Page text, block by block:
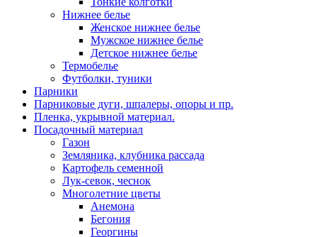
Нижнее белье
Женское нижнее белье
Мужское нижнее белье
Детское нижнее белье
Термобелье
Футболки, туники
Парники
Парниковые дуги, шпалеры, опоры и пр.
Пленка, укрывной материал.
Посадочный материал
Газон
Земляника, клубника рассада
Картофель семенной
Лук-севок, чеснок
Многолетние цветы
Анемона
Бегония
Георгины